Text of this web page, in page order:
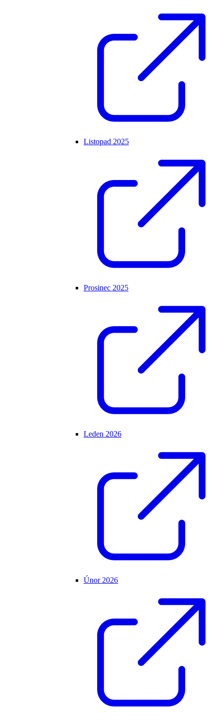
Listopad 2025
Prosinec 2025
Leden 2026
Únor 2026